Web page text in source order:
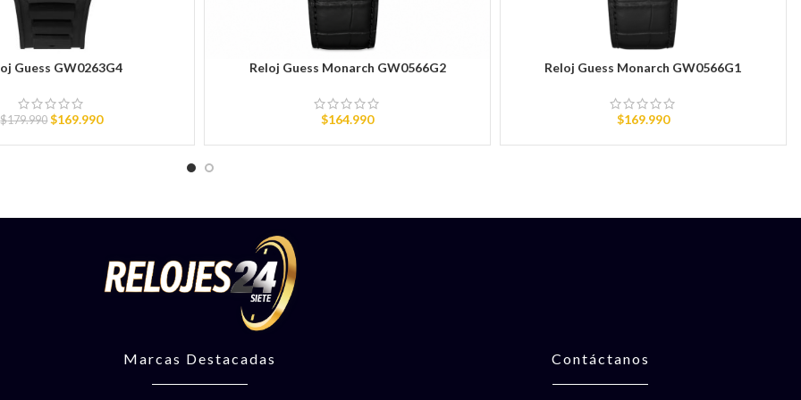
Guess GW0263G4
$179.990 $169.990
AÑADIR AL CARRITO
Reloj Guess Monarch GW0566G2
$164.990
AÑADIR AL CARRITO
Reloj Guess Monarch GW0566G1
$169.990
Marcas Destacadas Contáctanos